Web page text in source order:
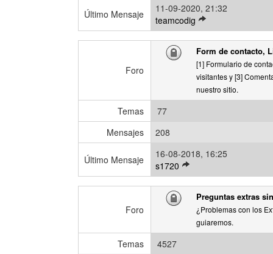
e
Último Mensaje
11-09-2020, 21:32
teamcodig V
e
r
ú
l
t
i
n
a
j
e
Foro
Form de contacto,
[1] Formulario de
visitantes y [3]
nuestro sitio.
Temas
77
Mensajes
208
Último Mensaje
16-08-2018, 16:25
s1720 V
e
r
ú
Foro
Preguntas extras
¿Problemas con los
guiaremos.
Temas
4527